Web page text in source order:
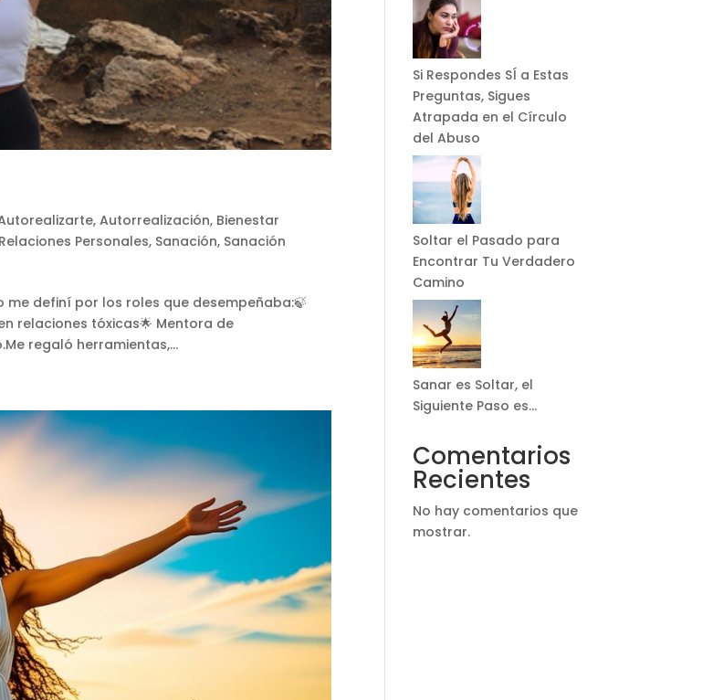
,Autorrealización, Bienestar
Relaciones Personales, Sanación, Sanación
me definí por los roles que desempeñaba:🍃
relaciones tóxicas🌟 Mentora de
regaló herramientas,...
Si Respondes SÍ a Estas
Preguntas, Sigues
Atrapada en el Círculo
del Abuso
Soltar el Pasado para
Encontrar Tu Verdadero
Camino
Sanar es Soltar, el
Siguiente Paso es…
Comentarios
Recientes
No hay comentarios que
mostrar.